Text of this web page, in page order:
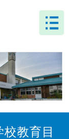
教育目